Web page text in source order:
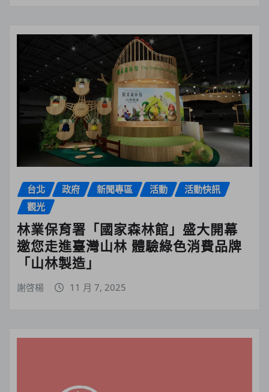
台北 政府 新聞專區 活動
活動快訊
觀光
林業保育署「國家森林館」盛大開幕
邀您走進臺灣山林 體驗綠色消費品牌
「山林製造」
謝啓楊 11 月 7, 2025